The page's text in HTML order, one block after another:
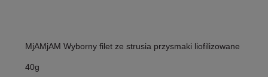
MjAMjAM Wyborny filet ze strusia przysmaki liofilizowane
40g